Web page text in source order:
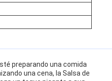
preparando una comida
una cena, la Salsa de